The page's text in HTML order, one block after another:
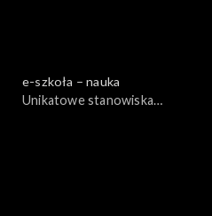
e-szkoła – nauka
Unikatowe stanowiska